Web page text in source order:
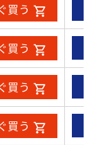
買う
買う
買う
買う